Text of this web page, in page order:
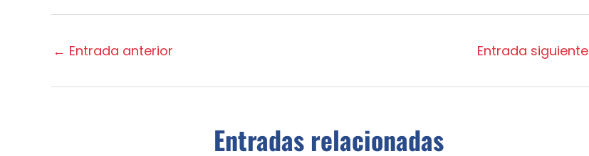
← Entrada anterior Entrada siguiente
Entradas relacionadas